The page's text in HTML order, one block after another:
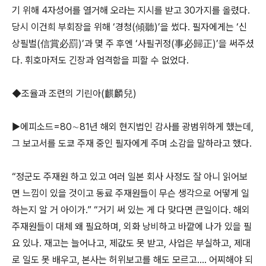
기 위해 4자성어를 열거해 오라는 지시를 받고 30가지를 올렸다.
당시 이건희 부회장을 위해 ‘경청(傾聽)’을 썼다. 필자에게는 ‘신
상필벌(信賞必罰)’과 몇 주 후엔 ‘사필귀정(事必歸正)’을 써주셨
다. 휘호마저도 긴장과 엄격함을 피할 수 없었다.
◆조율과 조련의 기린아(麒麟兒)
▶에피소드=80∼81년 해외 현지법인 감사를 광범위하게 했는데,
그 보고서를 도쿄 주재 중인 필자에게 주며 소감을 말하라고 했다.
“정군도 주재원 하고 있고 여러 일본 회사 사정도 잘 아니 읽어보
면 느낌이 있을 것이고 동료 주재원들이 무슨 생각으로 어떻게 일
하는지 알 거 아이가.” “거기 써 있는 게 다 맞다면 큰일이다. 해외
주재원들이 대체 왜 필요하며, 외화 낭비하고 바깥에 나가 있을 필
요 있나. 재고는 늘어나고, 제값도 못 받고, 사업은 부실하고, 제대
로 일도 못 배우고, 본사는 허위보고를 해도 모르고…. 어찌해야 되